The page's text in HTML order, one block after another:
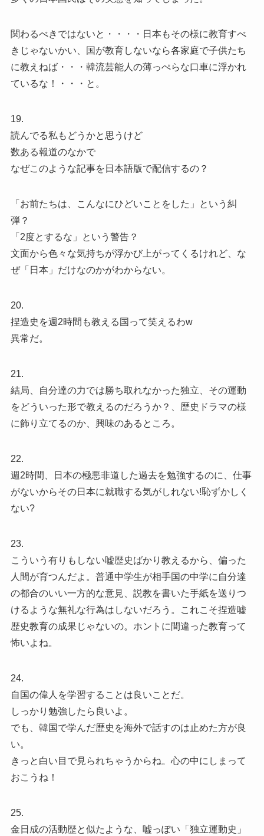
関わるべきではないと・・・・日本もその様に教育すべ
きじゃないかい、国が教育しないなら各家庭で子供たち
に教えねば・・・韓流芸能人の薄っぺらな口車に浮かれ
ているな！・・・と。
19.
読んでる私もどうかと思うけど
数ある報道のなかで
なぜこのような記事を日本語版で配信するの？
「お前たちは、こんなにひどいことをした」という糾
弾？
「2度とするな」という警告？
文面から色々な気持ちが浮かび上がってくるけれど、な
ぜ「日本」だけなのかがわからない。
20.
捏造史を週2時間も教える国って笑えるわw
異常だ。
21.
結局、自分達の力では勝ち取れなかった独立、その運動
をどういった形で教えるのだろうか？、歴史ドラマの様
に飾り立てるのか、興味のあるところ。
22.
週2時間、日本の極悪非道した過去を勉強するのに、仕事
がないからその日本に就職する気がしれない!恥ずかしく
ない?
23.
こういう有りもしない嘘歴史ばかり教えるから、偏った
人間が育つんだよ。普通中学生が相手国の中学に自分達
の都合のいい一方的な意見、説教を書いた手紙を送りつ
けるような無礼な行為はしないだろう。これこそ捏造嘘
歴史教育の成果じゃないの。ホントに間違った教育って
怖いよね。
24.
自国の偉人を学習することは良いことだ。
しっかり勉強したら良いよ。
でも、韓国で学んだ歴史を海外で話すのは止めた方が良
い。
きっと白い目で見られちゃうからね。心の中にしまって
おこうね！
25.
金日成の活動歴と似たような、嘘っぽい「独立運動史」